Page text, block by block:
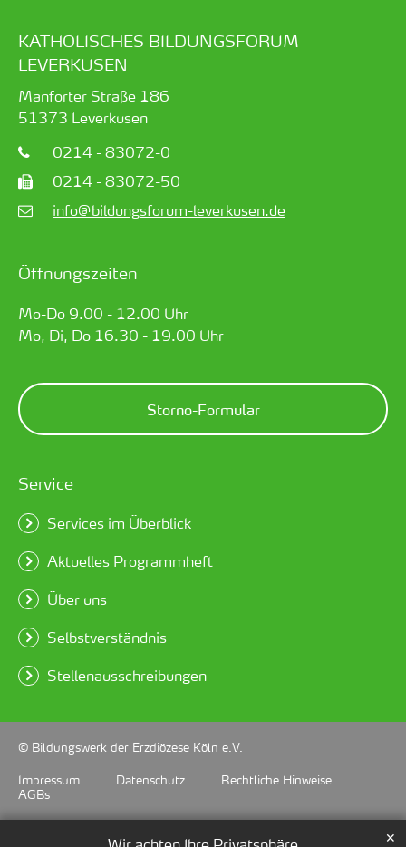
✕
KATHOLISCHES BILDUNGSFORUM
LEVERKUSEN
Manforter Straße 186
51373 Leverkusen
0214 - 83072-0
0214 - 83072-50
info@bildungsforum-leverkusen.de
Öffnungszeiten
Mo-Do 9.00 - 12.00 Uhr
Mo, Di, Do 16.30 - 19.00 Uhr
Storno-Formular
Service
Services im Überblick
Aktuelles Programmheft
Über uns
Selbstverständnis
Stellenausschreibungen
© Bildungswerk der Erzdiözese Köln e.V.
Impressum
Datenschutz
Rechtliche Hinweise
AGBs